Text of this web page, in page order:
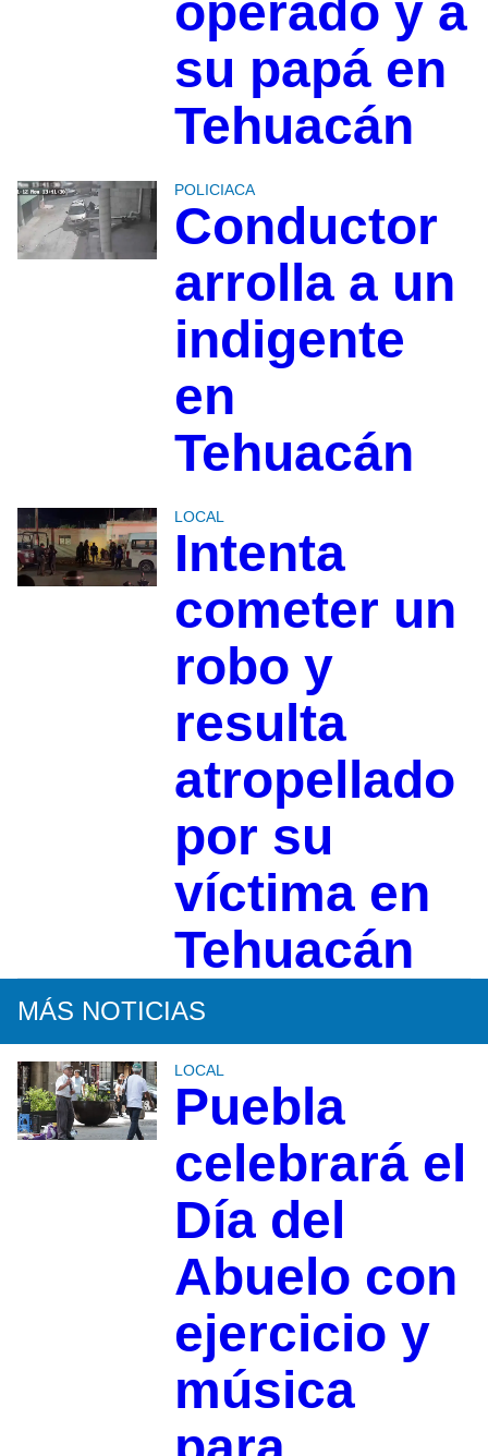
operado y a
su papá en
Tehuacán
POLICIACA
Conductor
arrolla a un
indigente
en
Tehuacán
LOCAL
Intenta
cometer un
robo y
resulta
atropellado
por su
víctima en
Tehuacán
MÁS NOTICIAS
LOCAL
Puebla
celebrará el
Día del
Abuelo con
ejercicio y
música